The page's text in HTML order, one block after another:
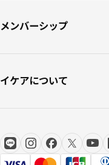
メンバーシップ
イケアについて